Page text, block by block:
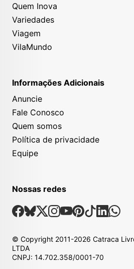
Quem Inova
Variedades
Viagem
VilaMundo
Informações Adicionais
Anuncie
Fale Conosco
Quem somos
Política de privacidade
Equipe
Nossas redes
Nossas Redes Sociais
Facebook
Bsky
X Instagram
Youtube
Pinterest
TiktokLinkedin
© Copyright 2011-2026 Catraca
LTDA
CNPJ: 14.702.358/0001-70